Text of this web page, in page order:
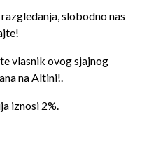
slobodno nas
vlasnik ovog sjajnog
na Altini!.
iznosi 2%.